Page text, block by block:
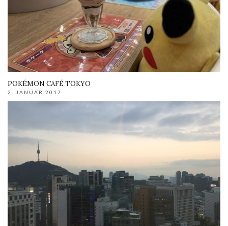
POKÉMON CAFÉ TOKYO
2. JANUAR 2017